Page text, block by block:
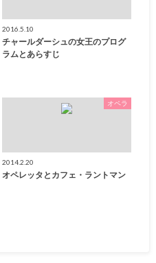
2016.5.10
チャールダーシュの女王のプログ
ラムとあらすじ
オペラ
2014.2.20
オペレッタとカフェ・ラントマン